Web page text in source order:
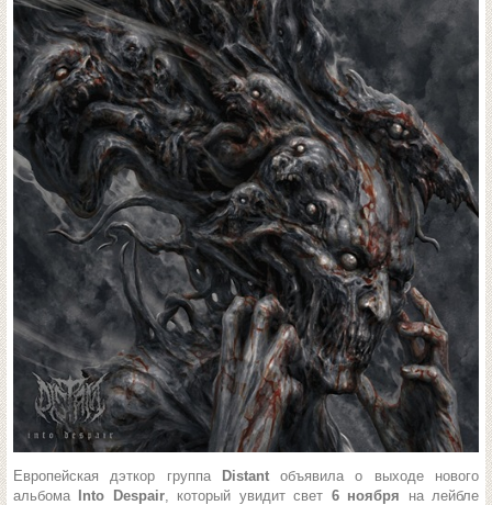
Европейская дэткор группа Distantобъявила о выходе нового
альбома
Into Despair, который увидит свет 6 ноября на лейбле